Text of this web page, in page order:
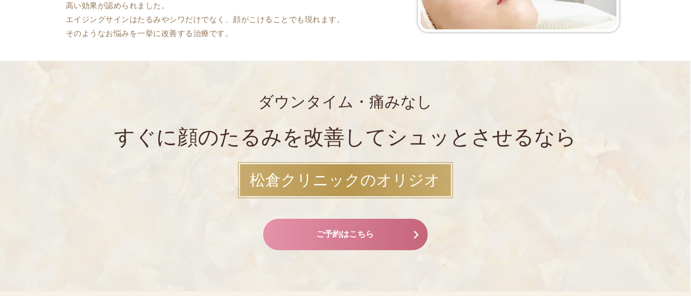
高い効果が認められました。
エイジングサインはたるみやシワだけでなく、顔がこけることでも現れます。
そのようなお悩みを一挙に改善する治療です。
ダウンタイム・痛みなし
すぐに顔のたるみを改善して シュッとさせるなら
松倉クリニックのオリジオ
ご予約はこちら